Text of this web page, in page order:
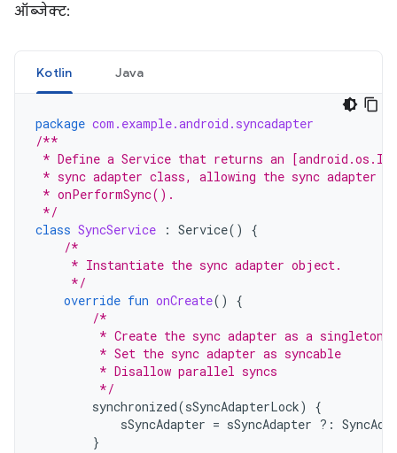
ऑब्जेक्ट:
Kotlin Java
package com.example.android.syncadapter
/**
* Define a Service that returns an
* sync adapter class, allowing the sync adapter
* onPerformSync().
*/
class SyncService : Service()
{
/*
     * Instantiate the sync adapter object.
     */
override fun onCreate()
{
/*
         * Create the sync adapter as a singleton.
         * Set the sync adapter as syncable
         * Disallow parallel syncs
         */
synchronized(sSyncAdapterLock)
{
sSyncAdapter = sSyncAdapter ?:
}